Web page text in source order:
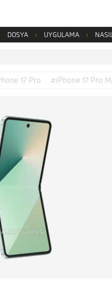
DOSYA UYGULAMA
17 Pro #iPhone 17 Pro